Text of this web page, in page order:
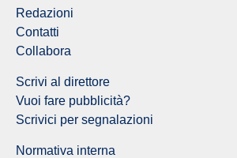
Redazioni
Contatti
Collabora
Scrivi al direttore
Vuoi fare pubblicità?
Scrivici per segnalazioni
Normativa interna